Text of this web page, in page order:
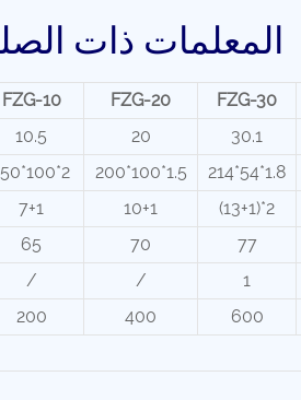
المعلمات ذات
FZG-10 FZG-20 FZG-30
10.5 20 30.1
200*100*1.5 214*54*1.8
7+1 10+1 (13+1)*2
65 70 77
/ / 1
200 400 600